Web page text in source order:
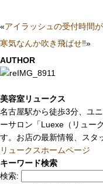
«アイラッシュの受付時間
寒気なんか吹き飛ばせ‼︎»
AUTHOR
美容室リュークス
名古屋駅から徒歩3分、ユ
ーサロン「Luexe（リュー
す。お店の最新情報、スタ
リュークスホームページ
キーワード検索
検索: